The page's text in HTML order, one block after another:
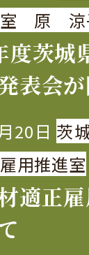
室 原 涼
度茨城
表会
20日 茨
用推進室
適正